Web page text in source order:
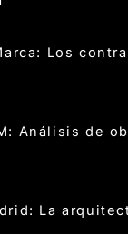
Los
Análisis de
La